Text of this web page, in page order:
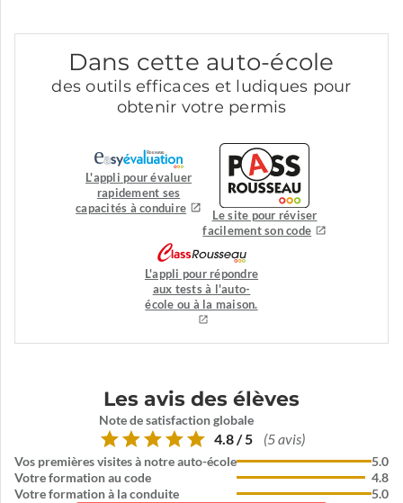
Dans cette auto-école
des outils efficaces et ludiques pour
obtenir votre permis
L'appli pour évaluer
rapidement ses
capacités à conduire
Le site pour réviser
facilement son code
L'appli pour répondre
aux tests à l'auto-
école ou à la maison.
Les avis des élèves
Note de satisfaction globale
4.8 / 5 (5 avis)
Vos premières visites à notre auto-école
Votre formation au code
Votre formation à la conduite
5.0
4.8
5.0